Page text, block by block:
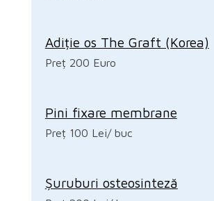
Adiție os The Graft (Korea)
Preț 200 Euro
Pini fixare membrane
Preț 100 Lei/ buc
Șuruburi osteosinteză